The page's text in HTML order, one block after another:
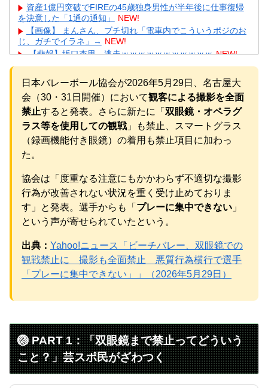
資産1億円突破でFIREの45歳独身男性が半年後に仕事復帰
を決意した「1通の通知」
NEW!
【画像】 まんさん、ブチ切れ「電車内でこういうポジのお
じ、ガチでイラネ」→ NEW!
【悲報】坂口杏里、逃走ｗｗｗｗｗｗｗｗｗｗｗ NEW!
左翼市民団体、広島では通用せず「人殺しの汚い足で広島
の土を踏むな！」→広島県民「お前らの方が汚いんじゃ！」
「ワシらが広島県民じゃ」 NEW!
会社「君、転勤ね」→ 男性社員「それなら妻のほうが稼ぎ
いいんで辞めます」⇒ 結果・・・ NEW!
【物議】55歳大久保佳代子の性欲告白にガル民総ツッコミ
→更年期本音大合唱にｗｗｗ
NEW!
元AKB社長、22億円申告漏れ 乃木坂46運営会社の株式を
パチンコ京楽産業に譲渡【ノース・リバー】【窪田康志】
パチンコ京楽産業に譲渡【ノース・リバー】【窪田康志】
Powered by livedoor 相互RSS
日本バレーボール協会が2026年5月29日、名古屋大
会（30・31日開催）において観客による撮影を全面
禁止すると発表。さらに新たに「 双眼鏡・オペラグ
ラス等を使用しての観戦」も禁止、スマートグラス
（録画機能付き眼鏡）の着用も禁止項目に加わっ
た。
協会は「度重なる注意にもかかわらず不適切な撮影
行為が改善されない状況を重く受け止めておりま
す」と発表。選手からも「 プレーに集中できない 」
という声が寄せられていたという。
出典： Yahoo!ニュース「ビーチバレー、双眼鏡での
観戦禁止に 撮影も全面禁止 悪質行為横行で選手
「プレーに集中できない」」（2026年5月29日）
🏐 PART 1：「双眼鏡まで禁止ってどういう
こと？」芸スポ民がざわつく